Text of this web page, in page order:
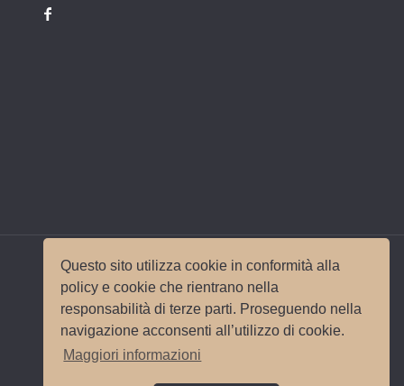
Questo sito utilizza cookie in conformità alla
policy e cookie che rientrano nella
responsabilità di terze parti. Proseguendo nella
navigazione acconsenti all’utilizzo di cookie.
Maggiori informazioni
© 2017 Wedding Planner Milano Italy |Mappa del
sito|Privacy e Cookie PolicySito e
posizionamento realizzato dall'